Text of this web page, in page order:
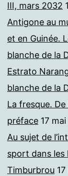
III, mars 2032
Antigone au
et en Guinée.
blanche de la
Estrato
blanche de la
La fresque.
préface 17
Au sujet de
sport dans les
Timburbrou